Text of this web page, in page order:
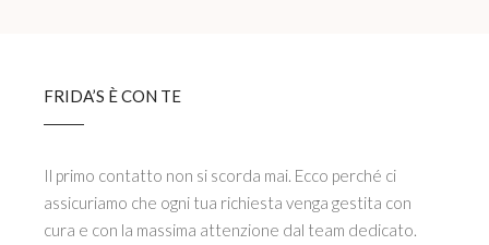
FRIDA’S È CON TE
Il primo contatto non si scorda mai. Ecco perché ci
assicuriamo che ogni tua richiesta venga gestita con
cura e con la massima attenzione dal team dedicato.